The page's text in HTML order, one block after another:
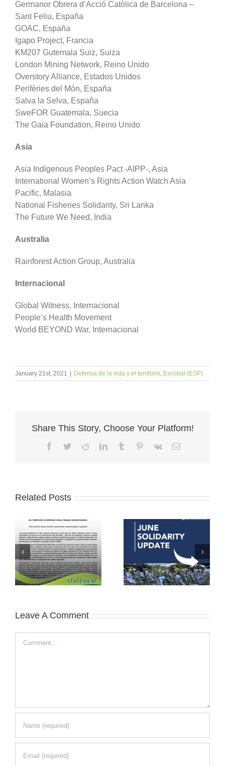
Germanor Obrera d’Acció Catòlica de Barcelona –
Sant Feliu, España
GOAC, España
Igapo Project, Francia
KM207 Gutemala Suiz, Suiza
London Mining Network, Reino Unido
Overstory Alliance, Estados Unidos
Perifèries del Món, España
Salva la Selva, España
SweFOR Guatemala, Suecia
The Gaia Foundation, Reino Unido
Asia
Asia Indigenous Peoples Pact -AIPP-, Asia
International Women’s Rights Action Watch Asia
Pacific, Malasia
National Fisheries Solidarity, Sri Lanka
The Future We Need, India
Australia
Rainforest Action Group, Australia
Internacional
Global Witness, Internacional
People’s Health Movement
World BEYOND War, Internacional
January 21st, 2021 Defensa de la vida y el territorio, Escobal (ESP)
Share This Story, Choose Your Platform!
Facebook
TwitterRedditLinkedInTumblr Pinterest
Vk Email
Related Posts
Leave A Comment